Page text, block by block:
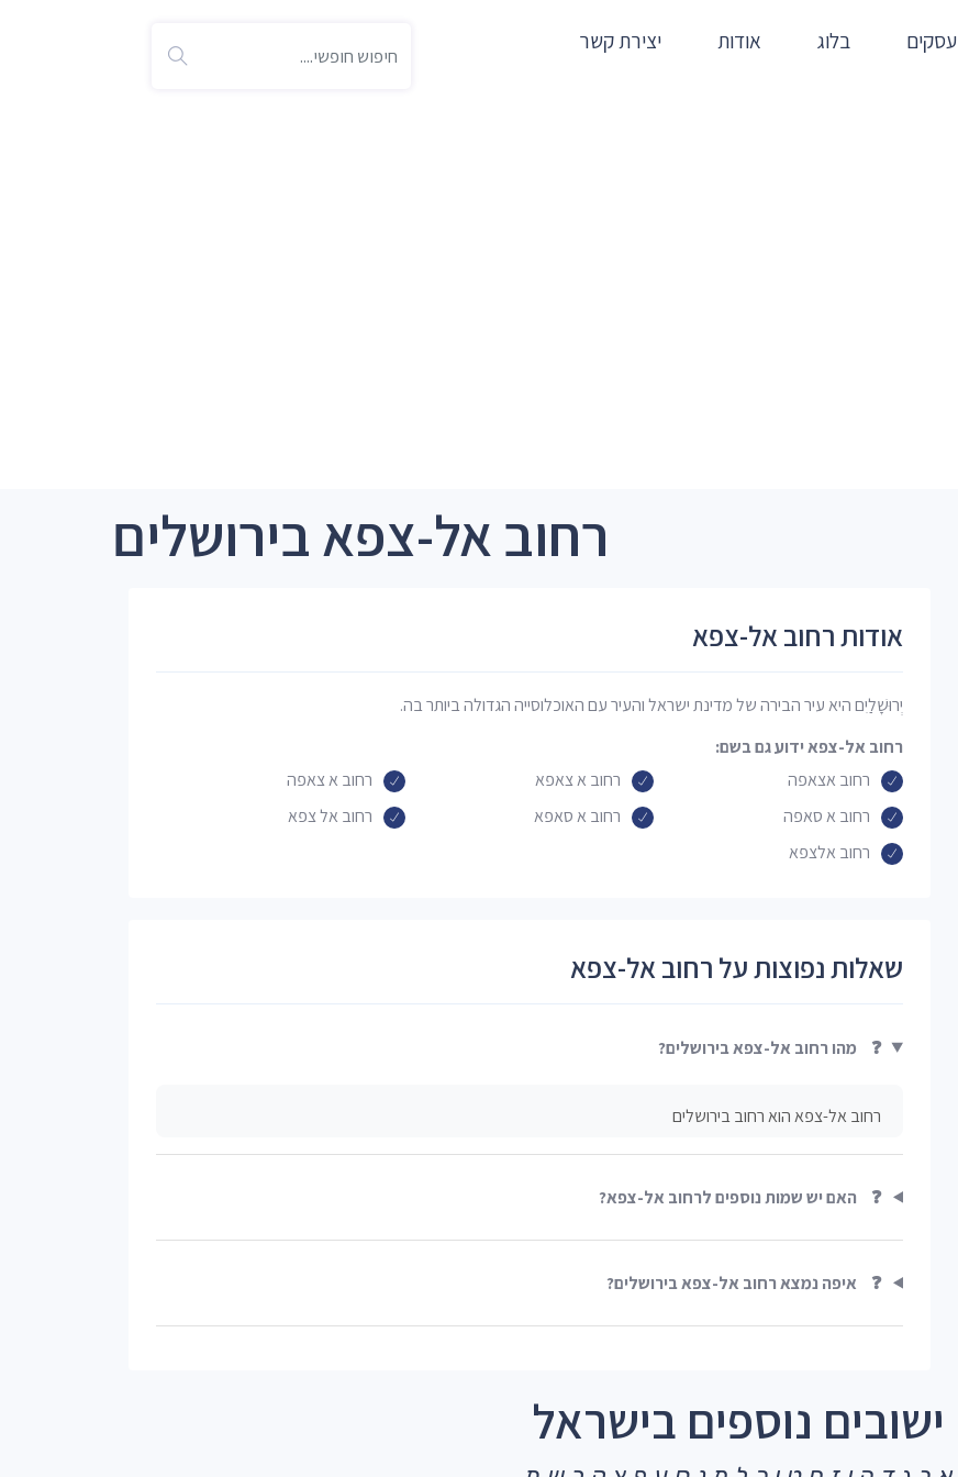
עסקים בלוג אודות יצירת קשר
רחוב אל-צפא בירושלים
אודות רחוב אל-צפא
יְרוּשָׁלַיִם היא עיר הבירה של מדינת ישראל והעיר עם האוכלוסייה הגדולה ביותר בה.
רחוב אל-צפא ידוע גם בשם:
רחוב אצאפה
רחוב א צאפא
רחוב א צאפה
רחוב א סאפה
רחוב א סאפא
רחוב אל צפא
רחוב אלצפא
שאלות נפוצות על רחוב אל-צפא
❓ מהו רחוב אל-צפא בירושלים?
רחוב אל-צפא הוא רחוב בירושלים
❓ האם יש שמות נוספים לרחוב אל-צפא?
❓ איפה נמצא רחוב אל-צפא בירושלים?
ישובים נוספים בישראל